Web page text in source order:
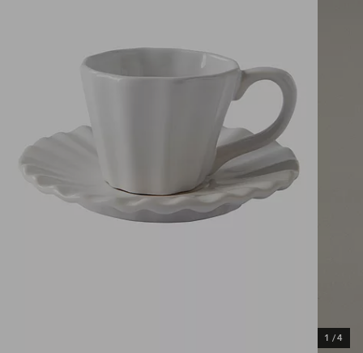
1 /4